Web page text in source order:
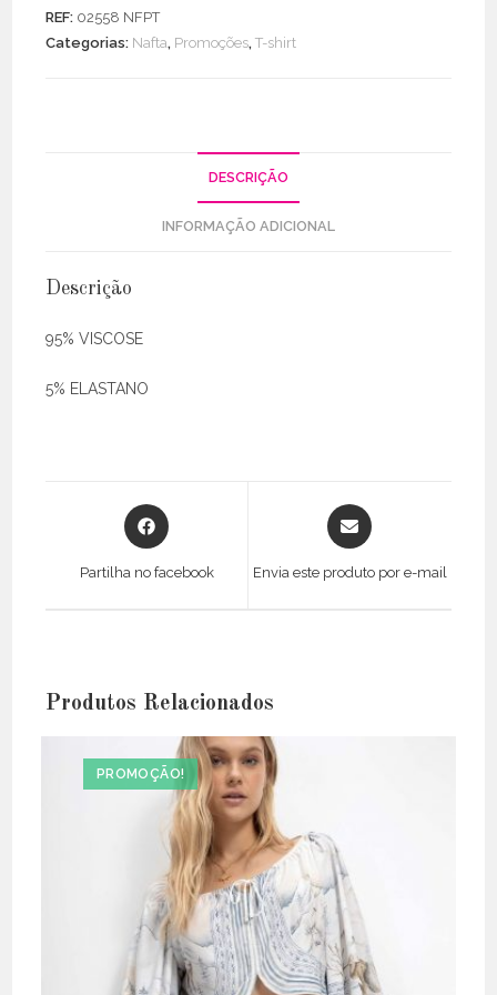
Coração
REF: 02558 NFPT
Categorias: Nafta, Promoções,T-shirt
DESCRIÇÃO
INFORMAÇÃO ADICIONAL
Descrição
95% VISCOSE
5% ELASTANO
Opens
in
Partilha no facebook
Opens
in
Envia este produto por e-mail
Produtos Relacionados
PROMOÇÃO!